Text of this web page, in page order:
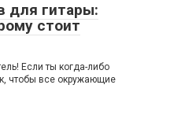
для гитары:
стоит
Если ты когда-либо
чтобы все окружающие